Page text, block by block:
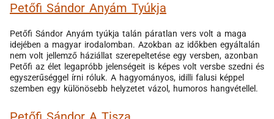
Petőfi Sándor Anyám Tyúkja
Petőfi Sándor Anyám tyúkja talán páratlan vers volt a maga
idejében a magyar irodalomban. Azokban az időkben egyáltalán
nem volt jellemző háziállat szerepeltetése egy versben, azonban
Petőfi az élet legapróbb jelenségeit is képes volt versbe szedni és
egyszerűséggel írni róluk. A hagyományos, idilli falusi képpel
szemben egy különösebb helyzetet vázol, humoros hangvétellel.